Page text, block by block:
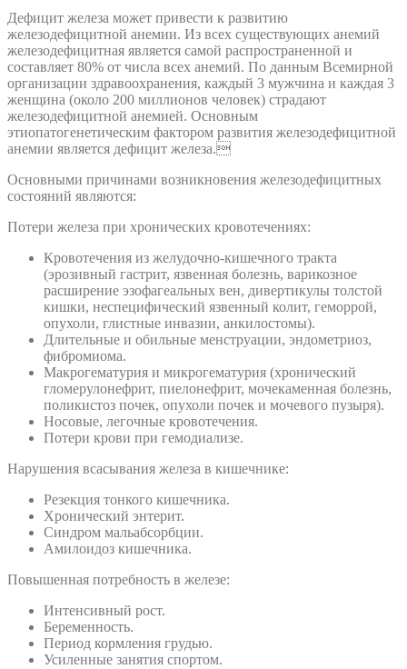
Дефицит железа может привести к развитию
железодефицитной анемии. Из всех существующих анемий
железодефицитная является самой распространенной и
составляет 80% от числа всех анемий. По данным Всемирной
организации здравоохранения, каждый 3 мужчина и каждая 3
женщина (около 200 миллионов человек) страдают
железодефицитной анемией. Основным
этиопатогенетическим фактором развития железодефицитной
анемии является дефицит железа.
Основными причинами возникновения железодефицитных
состояний являются:
Потери железа при хронических кровотечениях:
Кровотечения из желудочно-кишечного тракта
(эрозивный гастрит, язвенная болезнь, варикозное
расширение эзофагеальных вен, дивертикулы толстой
кишки, неспецифический язвенный колит, геморрой,
опухоли, глистные инвазии, анкилостомы).
Длительные и обильные менструации, эндометриоз,
фибромиома.
Макрогематурия и микрогематурия (хронический
гломерулонефрит, пиелонефрит, мочекаменная болезнь,
поликистоз почек, опухоли почек и мочевого пузыря).
Носовые, легочные кровотечения.
Потери крови при гемодиализе.
Нарушения всасывания железа в кишечнике:
Резекция тонкого кишечника.
Хронический энтерит.
Синдром мальабсорбции.
Амилоидоз кишечника.
Повышенная потребность в железе:
Интенсивный рост.
Беременность.
Период кормления грудью.
Усиленные занятия спортом.